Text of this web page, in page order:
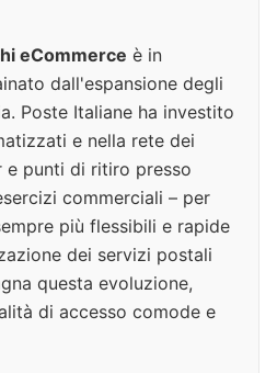
eCommerce è in
dall'espansione degli
Poste Italiane ha investito
e nella rete dei
e punti di ritiro presso
commerciali – per
più flessibili e rapide
dei servizi postali
questa evoluzione,
di accesso comode e